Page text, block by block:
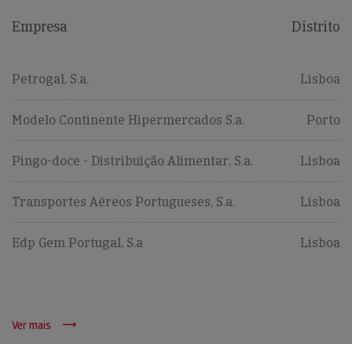
Empresa Distrito
Petrogal, S.a. Lisboa
Modelo Continente Hipermercados S.a. Porto
Pingo-doce - Distribuição Alimentar, S.a. Lisboa
Transportes Aéreos Portugueses, S.a. Lisboa
Edp Gem Portugal, S.a Lisboa
Ver mais